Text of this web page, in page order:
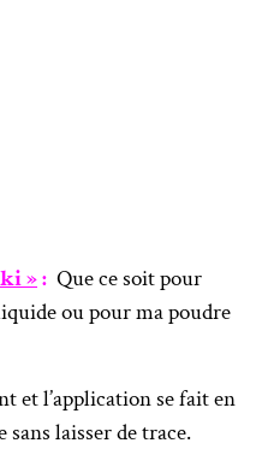
»: Que ce soit pour
ou pour ma poudre
et l’application se fait en
laisser de trace.